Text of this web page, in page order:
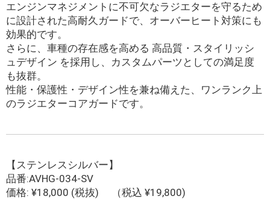
エンジンマネジメントに不可欠なラジエターを守るため
に設計された高耐久ガードで、オーバーヒート対策にも
効果的です。
さらに、車種の存在感を高める 高品質・スタイリッシ
ュデザイン を採用し、カスタムパーツとしての満足度
も抜群。
性能・保護性・デザイン性を兼ね備えた、ワンランク上
のラジエターコアガードです。
【ステンレスシルバー】
品番:AVHG-034-SV
価格: ¥18,000 (税抜) （税込 ¥19,800)